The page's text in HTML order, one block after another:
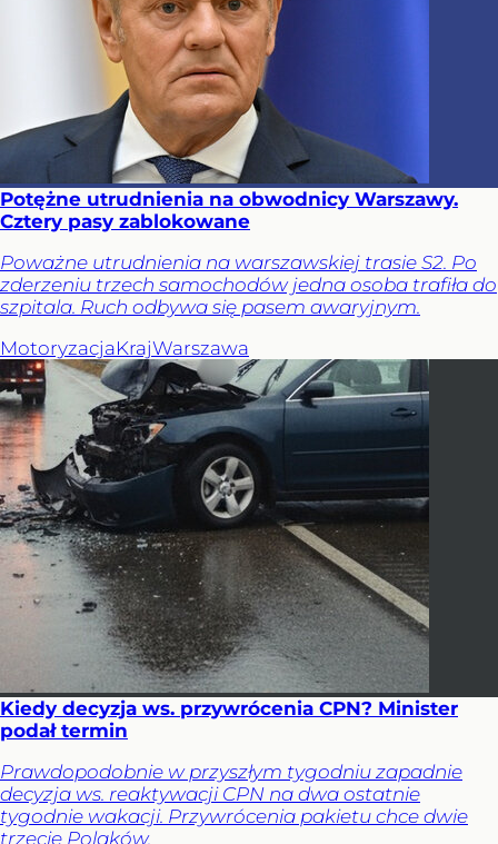
Potężne utrudnienia na obwodnicy Warszawy.
Cztery pasy zablokowane
Poważne utrudnienia na warszawskiej trasie S2. Po
zderzeniu trzech samochodów jedna osoba trafiła do
szpitala. Ruch odbywa się pasem awaryjnym.
MotoryzacjaKrajWarszawa
Kiedy decyzja ws. przywrócenia CPN? Minister
podał termin
Prawdopodobnie w przyszłym tygodniu zapadnie
decyzja ws. reaktywacji CPN na dwa ostatnie
tygodnie wakacji. Przywrócenia pakietu chce dwie
trzecie Polaków.